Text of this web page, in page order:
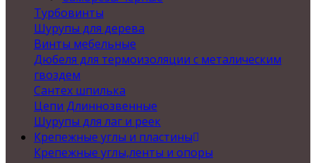
Турбовинты
Шурупы для дерева
Винты мебельные
Дюбеля для термоизоляции с металическим
гвоздем
Сантех шпилька
Цепи Длиннозвенные
Шурупы для лаг и реек
Крепежные углы и пластины
Крепежные углы,ленты и опоры